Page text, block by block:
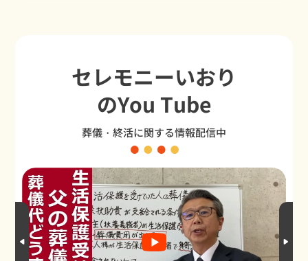
セレモニーいおり
のYou Tube
葬儀・終活に関する情報配信中